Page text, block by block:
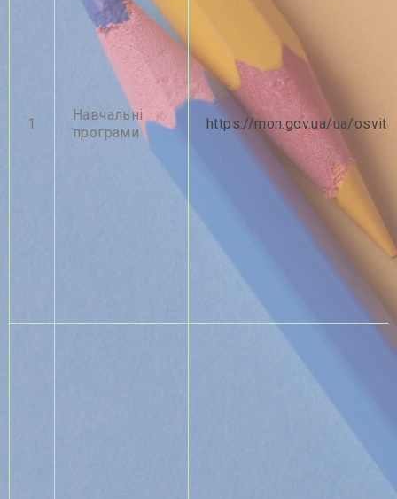
1
Навчальні
програми
https://mon.gov.ua/ua/